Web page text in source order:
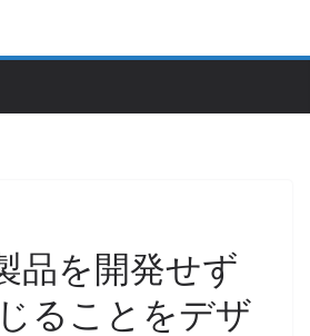
品を開発せず
ることをデザ